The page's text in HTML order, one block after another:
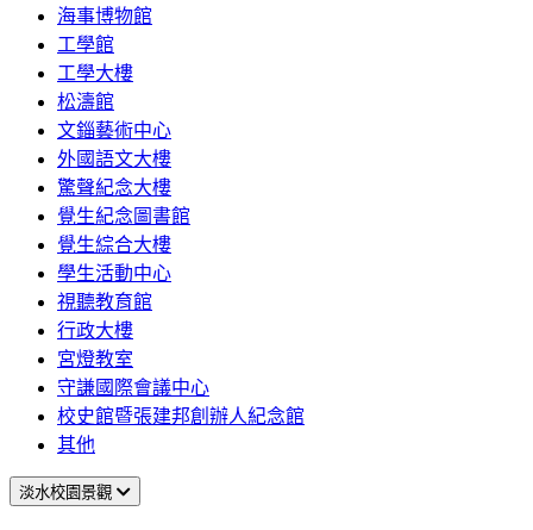
海事博物館
工學館
工學大樓
松濤館
文錙藝術中心
外國語文大樓
驚聲紀念大樓
覺生紀念圖書館
覺生綜合大樓
學生活動中心
視聽教育館
行政大樓
宮燈教室
守謙國際會議中心
校史館暨張建邦創辦人紀念館
其他
淡水校園景觀